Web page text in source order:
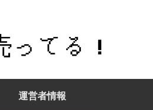
運営者情報